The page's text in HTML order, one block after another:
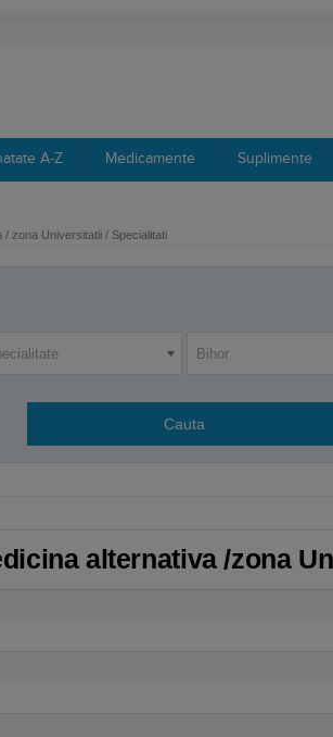
A-Z Medicamente Suplimente
/ zona Universitatii / Specialitati
Bihor
alternativa /zona